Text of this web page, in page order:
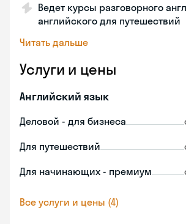
Ведет курсы разговорного
английского для путешествий
Читать дальше
Услуги и цены
Английский язык
Деловой - для бизнеса
Для путешествий
Для начинающих - премиум
Все услуги и цены (4)